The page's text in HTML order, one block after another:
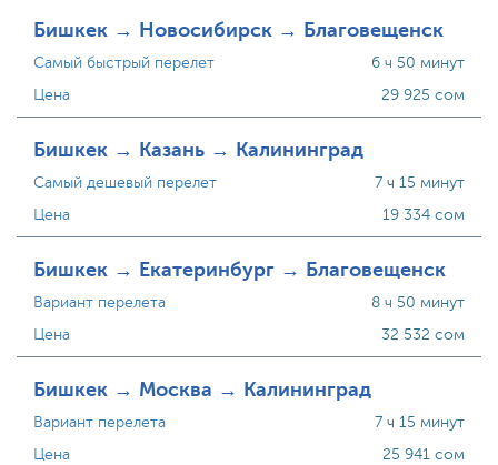
Бишкек → Новосибирск → Благовещенск
Самый быстрый перелет
Цена
6 ч 50 минут
29 925 сом
Бишкек → Казань → Калининград
Самый дешевый перелет
Цена
7 ч 15 минут
19 334 сом
Бишкек → Екатеринбург → Благовещенск
Вариант перелета
Цена
8 ч 50 минут
32 532 сом
Бишкек → Москва → Калининград
Вариант перелета
Цена
7 ч 15 минут
25 941 сом